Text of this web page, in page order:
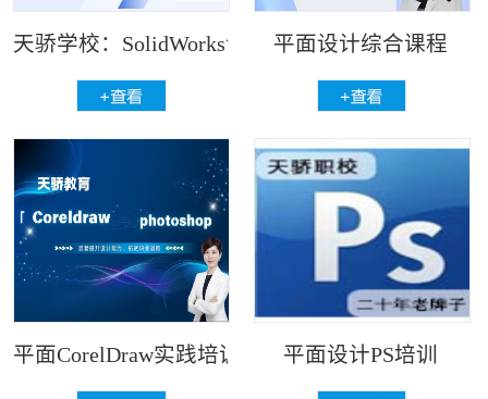
天骄学校：SolidWorks设计与钣金拆平面设计综合课程
平面CorelDraw实践培训 平面设计PS培训